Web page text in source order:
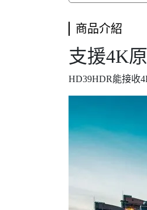
商品介紹
支援4K
HD39HDR能接收